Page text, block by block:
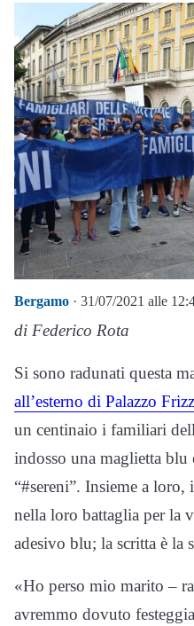
Bergamo · 31/07/2021 alle
di Federico Rota
Si sono radunati questa
all’esterno di Palazzo
un centinaio i familiari
indosso una maglietta blu
“#sereni”. Insieme a
nella loro battaglia per la
adesivo blu; la scritta è la
«Ho perso mio marito –
avremmo dovuto